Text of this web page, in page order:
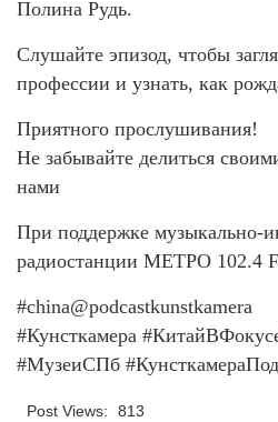
Полина Рудь.
Слушайте эпизод, чтобы
профессии и узнать, как
Приятного прослушивания!
Не забывайте делиться
нами
При поддержке музыкально-
радиостанции МЕТРО 102.4
#china@podcastkunstkamera
#Кунсткамера
#МузеиСПб
Post Views: 813